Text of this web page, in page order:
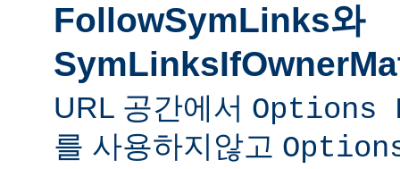
FollowSymLinks와
URL 공간에서 Options
를 사용하지않고